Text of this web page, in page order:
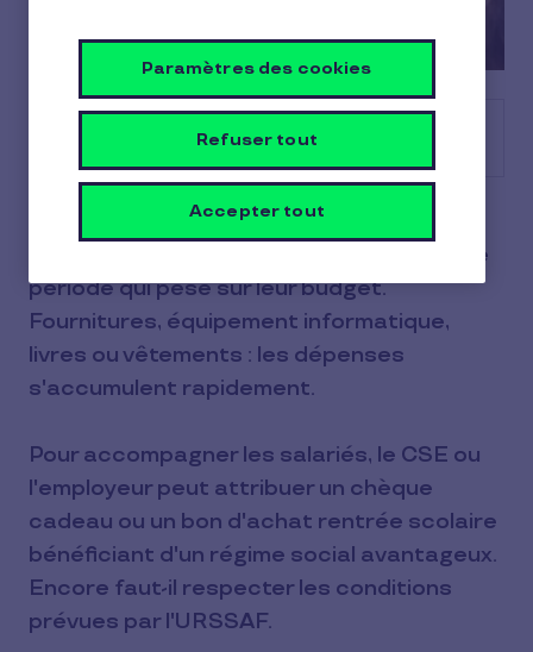
La rentrée scolaire est un moment
important pour les familles, mais aussi une
période qui pèse sur leur budget.
Fournitures, équipement informatique,
livres ou vêtements : les dépenses
s'accumulent rapidement.
Pour accompagner les salariés, le CSE ou
l'employeur peut attribuer un chèque
cadeau ou un bon d'achat rentrée scolaire
bénéficiant d'un régime social avantageux.
Encore faut-il respecter les conditions
prévues par l'URSSAF.
Paramètres des cookies
Refuser tout
Accepter tout